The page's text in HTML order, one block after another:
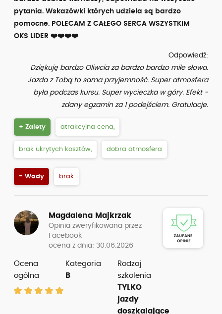
pytania. Wskazówki których udziela są bardzo
pomocne. POLECAM Z CAŁEGO SERCA WSZYSTKIM
OKS LIDER ❤️❤️❤️❤️
Odpowiedź:
Dziękuję bardzo Oliwcia za bardzo bardzo miłe słowa.
Jazda z Tobą to sama przyjemność. Super atmosfera
była podczas kursu. Super wycieczka w góry. Efekt -
zdany egzamin za 1 podejściem. Gratulacje.
+ Zalety atrakcyjna cena,
brak ukrytych kosztów, dobra atmosfera
- Wady brak
Magdalena Majkrzak
Opinia zweryfikowana przez
Facebook
ocena z dnia: 30.06.2026
Ocena
ogólna
Kategoria
B
Rodzaj
szkolenia
TYLKO
jazdy
doszkalające